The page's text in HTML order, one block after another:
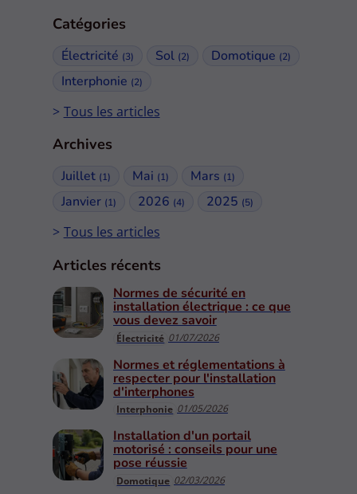
Catégories
Électricité (3) Sol (2) Domotique (2)
Interphonie (2)
Tous les articles
Archives
Juillet (1) Mai (1) Mars (1)
Janvier (1) 2026 (4) 2025 (5)
Tous les articles
Articles récents
Électricité 01/07/2026
Normes de sécurité en
installation électrique : ce que
vous devez savoir
Interphonie 01/05/2026
Normes et réglementations à
respecter pour l'installation
d'interphones
Domotique 02/03/2026
Installation d'un portail
motorisé : conseils pour une
pose réussie